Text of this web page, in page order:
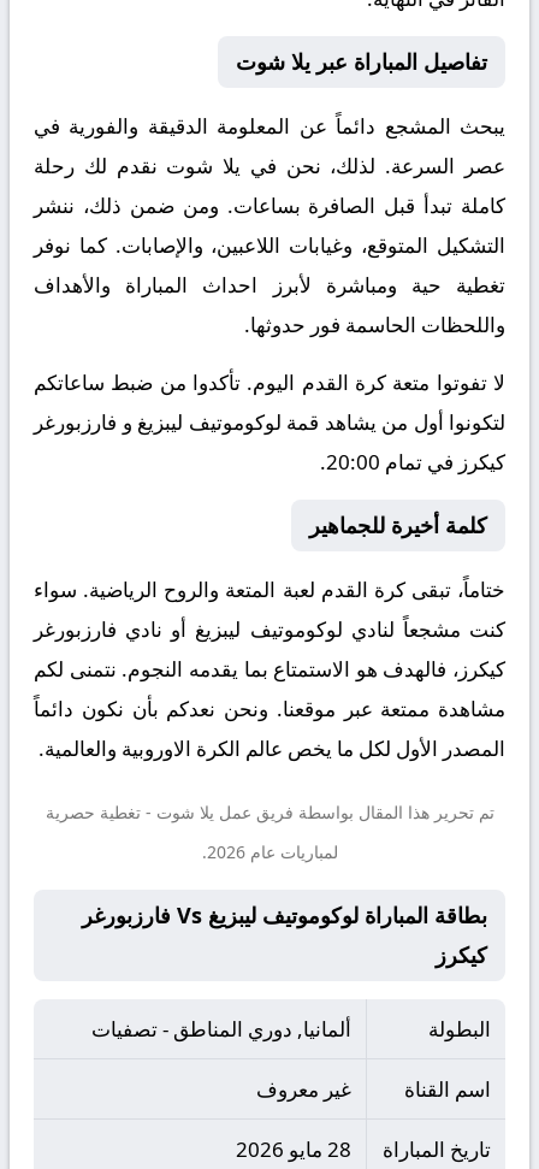
تفاصيل المباراة عبر يلا شوت
يبحث المشجع دائماً عن المعلومة الدقيقة والفورية في
عصر السرعة. لذلك، نحن في يلا شوت نقدم لك رحلة
كاملة تبدأ قبل الصافرة بساعات. ومن ضمن ذلك، ننشر
التشكيل المتوقع، وغيابات اللاعبين، والإصابات. كما نوفر
تغطية حية ومباشرة لأبرز احداث المباراة والأهداف
واللحظات الحاسمة فور حدوثها.
لا تفوتوا متعة كرة القدم اليوم. تأكدوا من ضبط ساعاتكم
لتكونوا أول من يشاهد قمة لوكوموتيف ليبزيغ و فارزبورغر
كيكرز في تمام 20:00.
كلمة أخيرة للجماهير
ختاماً، تبقى كرة القدم لعبة المتعة والروح الرياضية. سواء
كنت مشجعاً لنادي لوكوموتيف ليبزيغ أو نادي فارزبورغر
كيكرز، فالهدف هو الاستمتاع بما يقدمه النجوم. نتمنى لكم
مشاهدة ممتعة عبر موقعنا. ونحن نعدكم بأن نكون دائماً
المصدر الأول لكل ما يخص عالم الكرة الاوروبية والعالمية.
تم تحرير هذا المقال بواسطة فريق عمل يلا شوت - تغطية حصرية
لمباريات عام 2026.
بطاقة المباراة لوكوموتيف ليبزيغ Vs فارزبورغر
كيكرز
البطولة ألمانيا, دوري المناطق - تصفيات
اسم القناة غير معروف
تاريخ المباراة 28 مايو 2026